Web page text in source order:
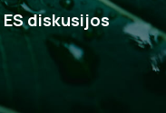
ES diskusijos